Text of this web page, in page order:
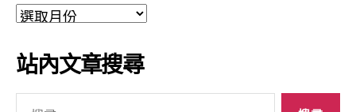
文
彙
整
站內文章搜尋